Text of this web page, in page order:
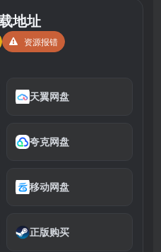
地址
资源报错
天翼网盘
夸克网盘
移动网盘
正版购买